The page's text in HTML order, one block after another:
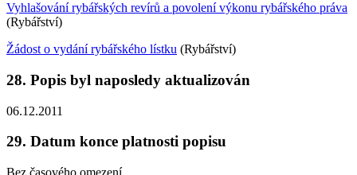
Vyhlašování rybářských revírů a povolení výkonu rybářského práva
(Rybářství)
Žádost o vydání rybářského lístku (Rybářství)
28. Popis byl naposledy aktualizován
06.12.2011
29. Datum konce platnosti popisu
Bez časového omezení.